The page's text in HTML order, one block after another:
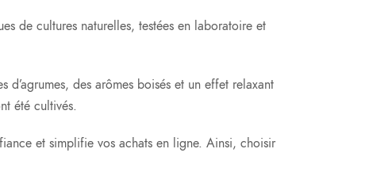
de cultures naturelles, testées en laboratoire et
des arômes boisés et un effet relaxant
été cultivés.
et simplifie vos achats en ligne. Ainsi, choisir